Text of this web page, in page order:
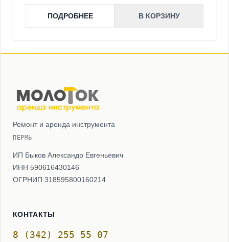
ПОДРОБНЕЕ В КОРЗИНУ
Ремонт и аренда инструмента
ПЕРМЬ
ИП Быков Александр Евгеньевич
ИНН 590616430146
ОГРНИП 318595800160214
КОНТАКТЫ
8 (342) 255 55 07